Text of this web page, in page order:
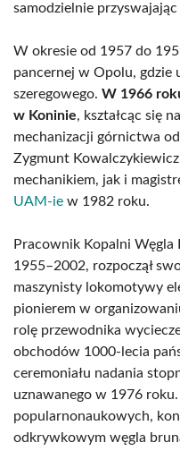
samodzielnie
W okresie od 1957 do
pancernej w Opolu, gdzie
szeregowego. W 1966
w Koninie, kształcąc się
mechanizacji górnictwa
Zygmunt
mechanikiem, jak i
UAM-ie w 1982 roku.
Pracownik Kopalni
1955–2002, rozpoczął
maszynisty lokomotywy
pionierem w
rolę przewodnika
obchodów 1000-lecia
ceremoniału nadania
uznawanego w 1976
popularnonaukowych,
odkrywkowym węgla